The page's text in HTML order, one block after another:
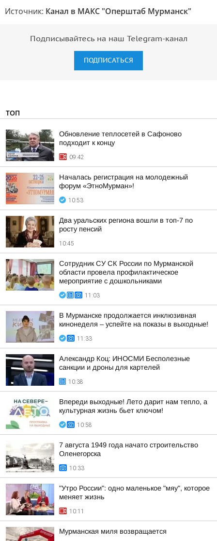
Источник: Канал в МАКС "Оперштаб Мурманск"
Подписывайтесь на наш Telegram-канал
ПОДПИСАТЬСЯ
ТОП
Обновление теплосетей в Сафоново
подходит к концу
09:42
Началась регистрация на молодежный
форум «ЭтноМурман»!
10:53
Два уральских региона вошли в топ-7 по
росту пенсий
10:45
Сотрудник СУ СК России по Мурманской
области провела профилактическое
мероприятие с дошкольниками
11:03
В Мурманске продолжается инклюзивная
кинонеделя – успейте на показы в выходные!
11:33
Александр Коц: ИНОСМИ Бесполезные
санкции и дроны для картелей
10:38
Впереди выходные! Лето дарит нам тепло, а
культурная жизнь бьет ключом!
10:58
7 августа 1949 года начато строительство
Оленегорска
10:33
"Утро России": одно маленькое "мяу", которое
меняет жизнь
10:11
Мурманская миля возвращается